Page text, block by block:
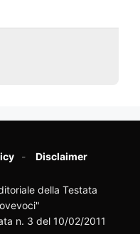
Disclaimer
della Testata
n. 3 del 10/02/2011